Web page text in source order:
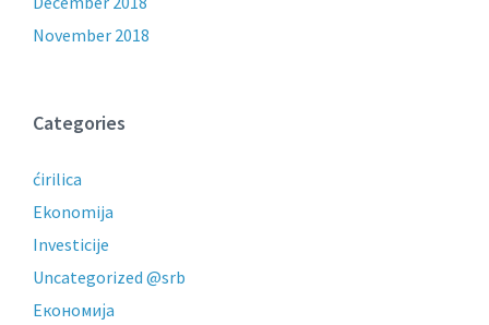
November 2018
Categories
ćirilica
Ekonomija
Investicije
Uncategorized @srb
Економија